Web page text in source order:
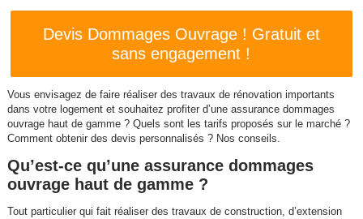
Devis Dommages Ouvrage ! Gratuit et
sans engagement !
Vous envisagez de faire réaliser des travaux de rénovation importants
dans votre logement et souhaitez profiter d’une assurance dommages
ouvrage haut de gamme ? Quels sont les tarifs proposés sur le marché ?
Comment obtenir des devis personnalisés ? Nos conseils.
Qu’est-ce qu’une assurance dommages
ouvrage haut de gamme ?
Tout particulier qui fait réaliser des travaux de construction, d’extension